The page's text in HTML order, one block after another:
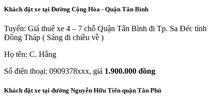
Khách đặt xe tại Đường Cộng Hòa - Quận Tân Bình
Tuyến: Giá thuê xe 4 – 7 chỗ Quận Tân Bình đi Tp. Sa Đéc tỉnh
Đồng Tháp ( Sáng đi chiều về )
Họ tên: C. Hằng
Số điện thoại: 0909378xxx, giá 1.900.000 đồng
Khách đặt xe tại đường Nguyễn Hữu Tiến quận Tân Phú